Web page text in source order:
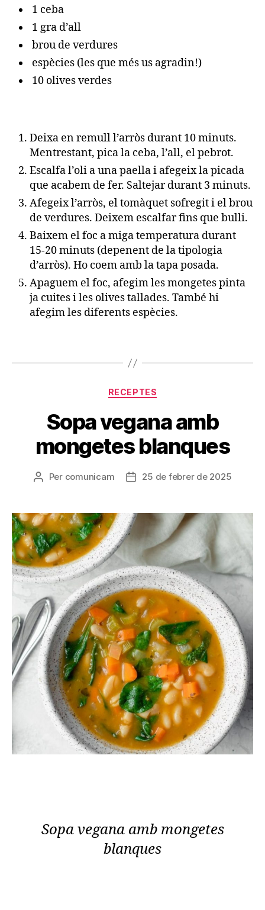
1 ceba
1 gra d’all
brou de verdures
espècies (les que més us agradin!)
10 olives verdes
Deixa en remull l’arròs durant 10 minuts.
Mentrestant, pica la ceba, l’all, el pebrot.
Escalfa l’oli a una paella i afegeix la picada
que acabem de fer. Saltejar durant 3 minuts.
Afegeix l’arròs, el tomàquet sofregit i el brou
de verdures. Deixem escalfar fins que bulli.
Baixem el foc a miga temperatura durant
15-20 minuts (depenent de la tipologia
d’arròs). Ho coem amb la tapa posada.
Apaguem el foc, afegim les mongetes pinta
ja cuites i les olives tallades. També hi
afegim les diferents espècies.
Categories
RECEPTES
Sopa vegana amb
mongetes blanques
Autor
Per comunicam
Data25 de febrer de 2025
Sopa vegana amb mongetes
blanques